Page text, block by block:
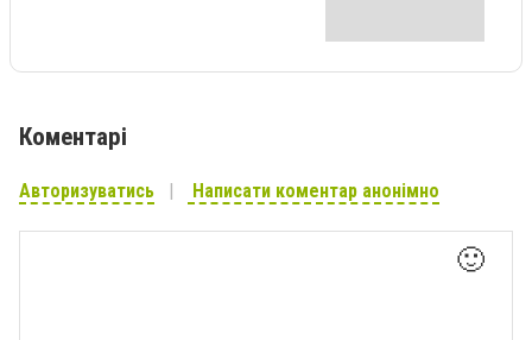
Коментарі
Авторизуватись Написати коментар анонімно
🙂